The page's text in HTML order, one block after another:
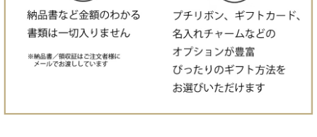
よくある質門
過去のレビューを見る
価格で選ぶ:¥5001〜¥8000
価格で選ぶ:¥8001〜¥10000
価格で選ぶ:¥10001〜¥20000